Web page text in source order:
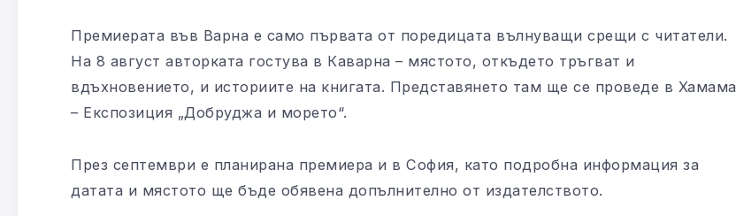
Премиерата във Варна е само първата от поредицата вълнуващи срещи с читатели.
На 8 август авторката гостува в Каварна – мястото, откъдето тръгват и
вдъхновението, и историите на книгата. Представянето там ще се проведе в Хамама
– Експозиция „Добруджа и морето“.
През септември е планирана премиера и в София, като подробна информация за
датата и мястото ще бъде обявена допълнително от издателството.